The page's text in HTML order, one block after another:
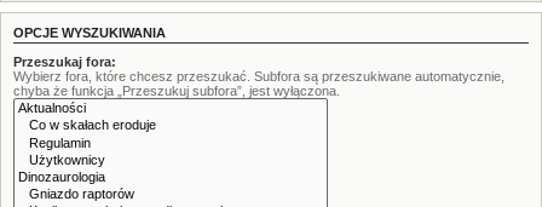
OPCJE WYSZUKIWANIA
Przeszukaj fora:
Wybierz fora, które chcesz przeszukać. Subfora są przeszukiwane automatycznie,
chyba że funkcja „Przeszukuj subfora”, jest wyłączona.